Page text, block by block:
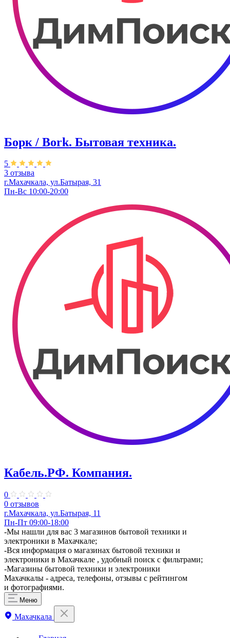
Борк / Bork. Бытовая техника.
5
3 отзыва
г.Махачкала, ул.Батырая, 31
Пн-Вс 10:00-20:00
Кабель.РФ. Компания.
0
0 отзывов
г.Махачкала, ул.Батырая, 11
Пн-Пт 09:00-18:00
-Мы нашли для вас 3 магазинов бытовой техники и
электроники в Махачкале;
-Вся информация о магазинах бытовой техники и
электроники в Махачкале , удобный поиск с фильтрами;
-Магазины бытовой техники и электроники
Махачкалы - адреса, телефоны, отзывы с рейтингом
и фотографиями.
Меню
Махачкала